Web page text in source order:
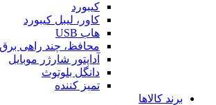
کیبورد
کاور، لیبل کیبورد
هاب USB
محافظ، چند راهی برق
آداپتور شارژر موبایل
دانگل بلوتوث
تمیز کننده
برند کالاها